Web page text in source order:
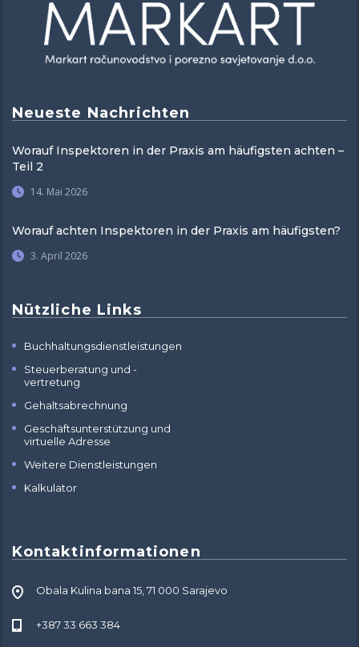
Neueste Nachrichten
Worauf Inspektoren in der Praxis am häufigsten achten –
Teil 2
14. Mai 2026
Worauf achten Inspektoren in der Praxis am häufigsten?
3. April 2026
Nützliche Links
Buchhaltungsdienstleistungen
Steuerberatung und -
vertretung
Gehaltsabrechnung
Geschäftsunterstützung und
virtuelle Adresse
Weitere Dienstleistungen
Kalkulator
Kontaktinformationen
Obala Kulina bana 15, 71 000 Sarajevo
+387 33 663 384